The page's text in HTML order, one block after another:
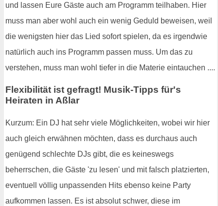
und lassen Eure Gäste auch am Programm teilhaben. Hier
muss man aber wohl auch ein wenig Geduld beweisen, weil
die wenigsten hier das Lied sofort spielen, da es irgendwie
natürlich auch ins Programm passen muss. Um das zu
verstehen, muss man wohl tiefer in die Materie eintauchen ....
Flexibilität ist gefragt! Musik-Tipps für's
Heiraten in Aßlar
Kurzum: Ein DJ hat sehr viele Möglichkeiten, wobei wir hier
auch gleich erwähnen möchten, dass es durchaus auch
genügend schlechte DJs gibt, die es keineswegs
beherrschen, die Gäste 'zu lesen' und mit falsch platzierten,
eventuell völlig unpassenden Hits ebenso keine Party
aufkommen lassen. Es ist absolut schwer, diese im